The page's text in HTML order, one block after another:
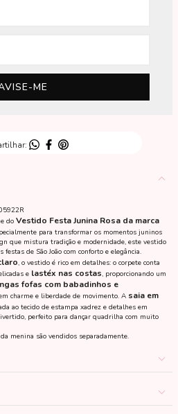
ME
do Vestido Festa Junina Rosa da marca
para transformar os momentos juninos
que mistura tradição e modernidade, este vestido
de São João com conforto e elegância.
, o vestido é rico em detalhes: o corpete conta
e lastéx nas costas, proporcionando um
fofas com babadinhos e
charme e liberdade de movimento. A saia em
ao tecido de estampa xadrez e detalhes em
perfeito para dançar quadrilha com muito
menina são vendidos separadamente.